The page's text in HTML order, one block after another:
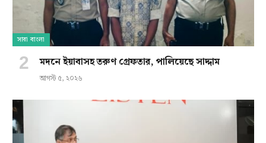
সারা বাংলা
মদনে ইয়াবাসহ তরুণ গ্রেফতার, পালিয়েছে সাদ্দাম
আগস্ট ৫, ২০২৬